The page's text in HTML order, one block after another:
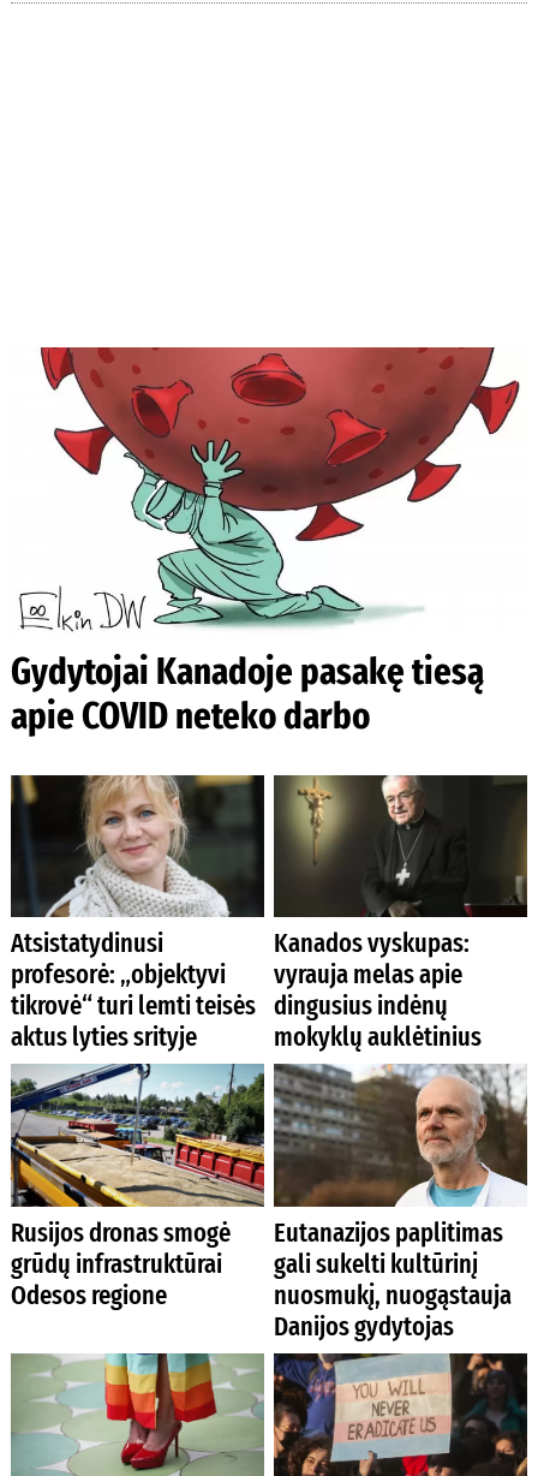
Gydytojai Kanadoje pasakę tiesą
apie COVID neteko darbo
Atsistatydinusi
profesorė: „objektyvi
tikrovė“ turi lemti teisės
aktus lyties srityje
Kanados vyskupas:
vyrauja melas apie
dingusius indėnų
mokyklų auklėtinius
Rusijos dronas smogė
grūdų infrastruktūrai
Odesos regione
Eutanazijos paplitimas
gali sukelti kultūrinį
nuosmukį, nuogąstauja
Danijos gydytojas